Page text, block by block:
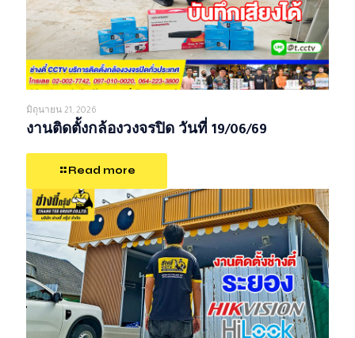
มิถุนายน 21, 2026
งานติดตั้งกล้องวงจรปิด วันที่ 19/06/69
Read more